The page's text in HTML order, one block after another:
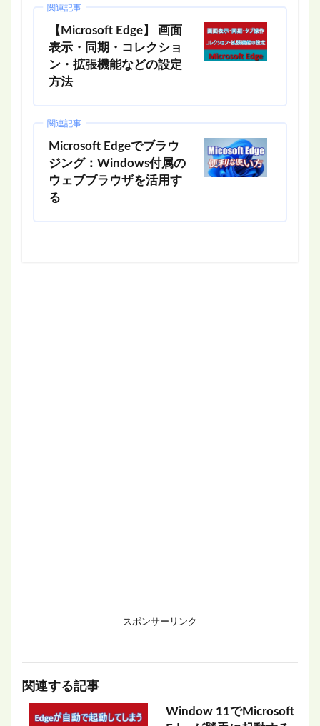
関連記事
【Microsoft Edge】 画面
表示・同期・コレクショ
ン・拡張機能などの設定
方法
関連記事
Microsoft Edgeでブラウ
ジング：Windows付属の
ウェブブラウザを活用す
る
スポンサーリンク
関連する記事
Window 11でMicrosoft